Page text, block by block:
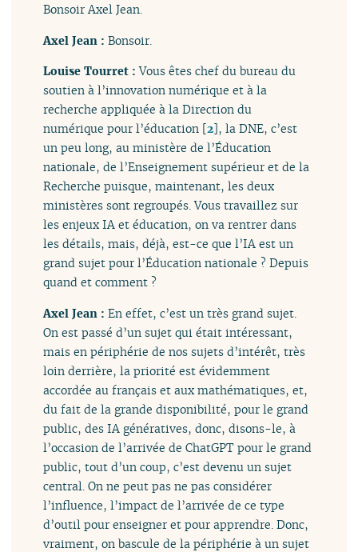
Bonsoir Axel Jean.
Axel Jean :Bonsoir.
Louise Tourret :Vous êtes chef du bureau du
soutien à l’innovation numérique et à la
recherche appliquée à la Direction du
numérique pour l’éducation [2], la DNE, c’est
un peu long, au ministère de l’Éducation
nationale, de l’Enseignement supérieur et de la
Recherche puisque, maintenant, les deux
ministères sont regroupés. Vous travaillez sur
les enjeux IA et éducation, on va rentrer dans
les détails, mais, déjà, est-ce que l’IA est un
grand sujet pour l’Éducation nationale ? Depuis
quand et comment ?
Axel Jean :En effet, c’est un très grand sujet.
On est passé d’un sujet qui était intéressant,
mais en périphérie de nos sujets d’intérêt, très
loin derrière, la priorité est évidemment
accordée au français et aux mathématiques, et,
du fait de la grande disponibilité, pour le grand
public, des IA génératives, donc, disons-le, à
l’occasion de l’arrivée de ChatGPT pour le grand
public, tout d’un coup, c’est devenu un sujet
central. On ne peut pas ne pas considérer
l’influence, l’impact de l’arrivée de ce type
d’outil pour enseigner et pour apprendre. Donc,
vraiment, on bascule de la périphérie à un sujet